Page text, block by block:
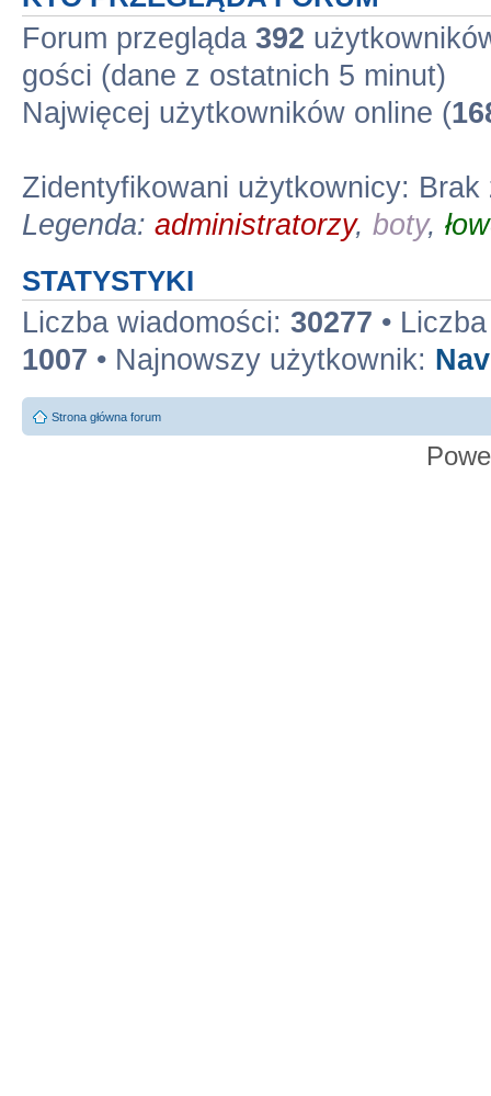
Forum przegląda 392
gości (dane z ostatnich 5 minut)
Najwięcej użytkowników online (
Zidentyfikowani użytkownicy:
Legenda: administratorzy, boty,
STATYSTYKI
Liczba wiadomości: 30277 •
1007 • Najnowszy użytkownik:
Strona główna forum